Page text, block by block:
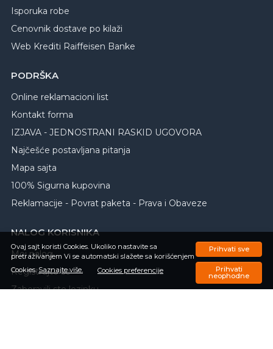
Ovaj sajt koristi Cookies. Ukoliko nastavite sa
pretraživanjem Vi se automatski slažete sa korišćenjem
Cookies.Saznajte više. Cookies preferencije
Prihvati sve
Prihvati
neophodne
Isporuka robe
Cenovnik dostave po kilaži
Web Krediti Raiffeisen Banke
PODRŠKA
Online reklamacioni list
Kontakt forma
IZJAVA - JEDNOSTRANI RASKID UGOVORA
Najčešće postavljana pitanja
Mapa sajta
100% Sigurna kupovina
Reklamacije - Povrat paketa - Prava i Obaveze
NALOG KORISNIKA
Moj nalog
Registrujte se
Zaboravili ste lozinku